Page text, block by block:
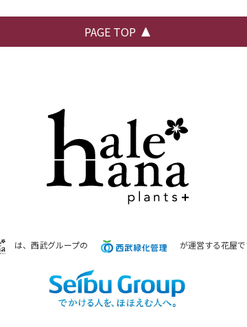
PAGE TOP
は、西武グループの が運営する花屋で